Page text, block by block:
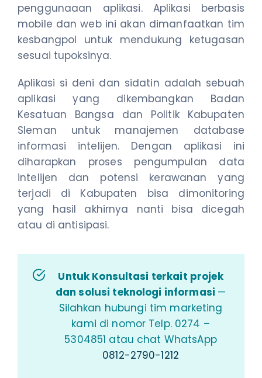
penggunaaan aplikasi. Aplikasi berbasis
mobile dan web ini akan dimanfaatkan tim
kesbangpol untuk mendukung ketugasan
sesuai tupoksinya.
Aplikasi si deni dan sidatin adalah sebuah
aplikasi yang dikembangkan Badan
Kesatuan Bangsa dan Politik Kabupaten
Sleman untuk manajemen database
informasi intelijen. Dengan aplikasi ini
diharapkan proses pengumpulan data
intelijen dan potensi kerawanan yang
terjadi di Kabupaten bisa dimonitoring
yang hasil akhirnya nanti bisa dicegah
atau di antisipasi.
Untuk Konsultasi terkait projek
dan solusi teknologi informasi —
Silahkan hubungi tim marketing
kami di nomor Telp. 0274 –
5304851 atau chat WhatsApp
0812-2790-1212